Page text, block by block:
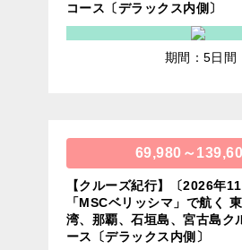
コース〔デラックス内側〕
期間：5日間
69,980～
【クルーズ紀行】〔2026年
「MSCベリッシマ」で航く
湾、那覇、石垣島、宮古島ク
ース〔デラックス内側〕